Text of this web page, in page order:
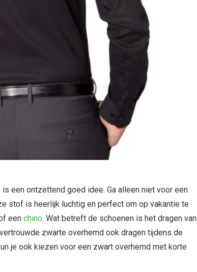
een ontzettend goed idee. Ga alleen niet voor een
stof is heerlijk luchtig en perfect om op vakantie te
een chino. Wat betreft de schoenen is het dragen van
zwarte overhemd ook dragen tijdens de
je ook kiezen voor een zwart overhemd met korte